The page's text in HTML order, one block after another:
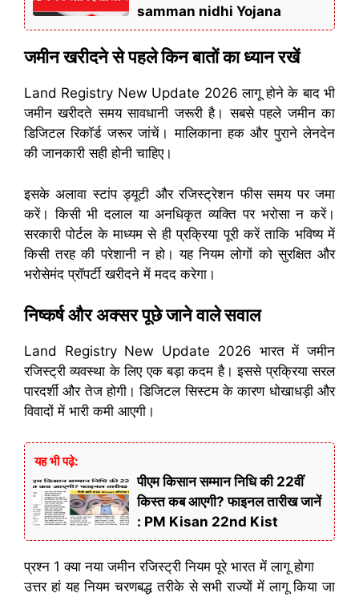
samman nidhi Yojana
जमीन खरीदने से पहले किन बातों का ध्यान रखें
Land Registry New Update 2026 लागू होने के बाद भी
जमीन खरीदते समय सावधानी जरूरी है। सबसे पहले जमीन का
डिजिटल रिकॉर्ड जरूर जांचें। मालिकाना हक और पुराने लेनदेन
की जानकारी सही होनी चाहिए।
इसके अलावा स्टांप ड्यूटी और रजिस्ट्रेशन फीस समय पर जमा
करें। किसी भी दलाल या अनधिकृत व्यक्ति पर भरोसा न करें।
सरकारी पोर्टल के माध्यम से ही प्रक्रिया पूरी करें ताकि भविष्य में
किसी तरह की परेशानी न हो। यह नियम लोगों को सुरक्षित और
भरोसेमंद प्रॉपर्टी खरीदने में मदद करेगा।
निष्कर्ष और अक्सर पूछे जाने वाले सवाल
Land Registry New Update 2026 भारत में जमीन
रजिस्ट्री व्यवस्था के लिए एक बड़ा कदम है। इससे प्रक्रिया सरल
पारदर्शी और तेज होगी। डिजिटल सिस्टम के कारण धोखाधड़ी और
विवादों में भारी कमी आएगी।
यह भी पढ़े:
पीएम किसान सम्मान निधि की 22वीं
किस्त कब आएगी? फाइनल तारीख जानें
: PM Kisan 22nd Kist
प्रश्न 1 क्या नया जमीन रजिस्ट्री नियम पूरे भारत में लागू होगा
उत्तर हां यह नियम चरणबद्ध तरीके से सभी राज्यों में लागू किया जा